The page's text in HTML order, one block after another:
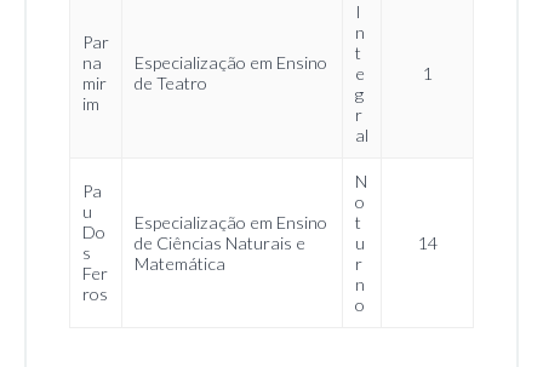
Par
na
mir
im
Especialização em Ensino
de Teatro
I
n
t
e
g
r
al
1
Pa
u
Do
s
Fer
ros
Especialização em Ensino
de Ciências Naturais e
Matemática
N
o
t
u
r
n
o
14